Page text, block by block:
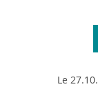
Le